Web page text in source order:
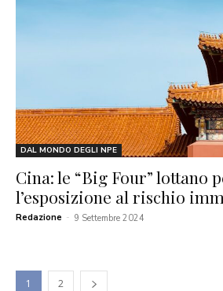
DAL MONDO DEGLI NPE
Cina: le “Big Four” lottano
l’esposizione al rischio
Redazione - 9 Settembre 2024
1 2